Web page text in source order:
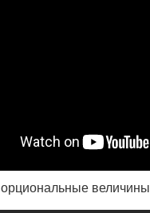
величины